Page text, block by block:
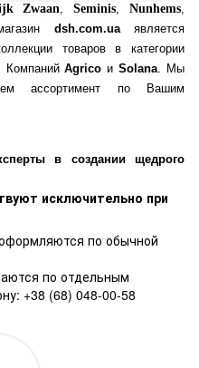
Zwaan ,Seminis ,Nunhems
dsh.com.uaявляется
товаров в категории
КомпанийAgrico иSolana . Мы
ассортимент по Вашим
в создании щедрого
исключительно при
по обычной
по отдельным
+38 (68) 048-00-58